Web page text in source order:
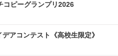
コピーグランプリ2026
アコンテスト《高校生限定》